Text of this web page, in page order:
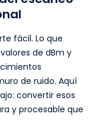
fácil. Lo que
de dBm y
de ruido. Aquí
convertir esos
y procesable que